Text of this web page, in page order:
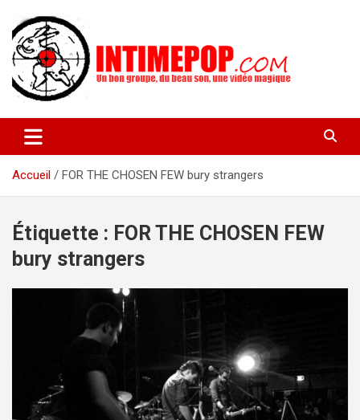
contenu
intimepop.com
actuelles pop rock, post-rock, indé sur Lyon. rock pop concert
lyon
Accueil
FOR THE CHOSEN FEW bury strangers
Étiquette : FOR THE CHOSEN FEW
bury strangers